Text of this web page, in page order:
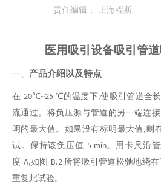
责任编辑：
上海程斯
医用吸引设备吸引管
一、 产品介绍以及特点
在 20℃~25 ℃的温度下,使吸引管道全
流通过。将负压源与管道的另一端连接
明的最大值。如果没有标明最大值 ,则
试。保持该负压值 5 min。用卡尺沿
度 A,如图 B.2所将吸引管道松驰地绕在
重复此试验。